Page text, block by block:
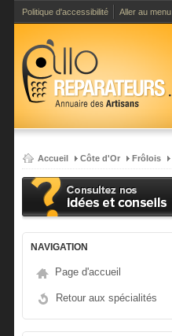
Politique d'accessibilité Aller au menu
Accueil Côte d'Or Frôlois
NAVIGATION
Page d'accueil
Retour aux spécialités